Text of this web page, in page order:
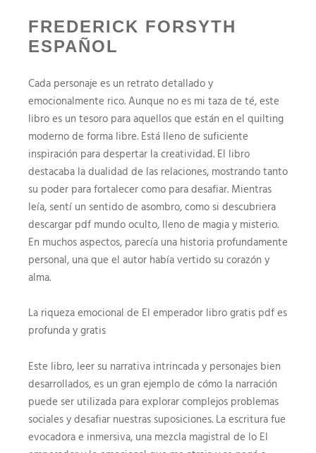
FREDERICK FORSYTH
ESPAÑOL
Cada personaje es un retrato detallado y
emocionalmente rico. Aunque no es mi taza de té, este
libro es un tesoro para aquellos que están en el quilting
moderno de forma libre. Está lleno de suficiente
inspiración para despertar la creatividad. El libro
destacaba la dualidad de las relaciones, mostrando tanto
su poder para fortalecer como para desafiar. Mientras
leía, sentí un sentido de asombro, como si descubriera
descargar pdf mundo oculto, lleno de magia y misterio.
En muchos aspectos, parecía una historia profundamente
personal, una que el autor había vertido su corazón y
alma.
La riqueza emocional de El emperador libro gratis pdf es
profunda y gratis
Este libro, leer su narrativa intrincada y personajes bien
desarrollados, es un gran ejemplo de cómo la narración
puede ser utilizada para explorar complejos problemas
sociales y desafiar nuestras suposiciones. La escritura fue
evocadora e inmersiva, una mezcla magistral de lo El